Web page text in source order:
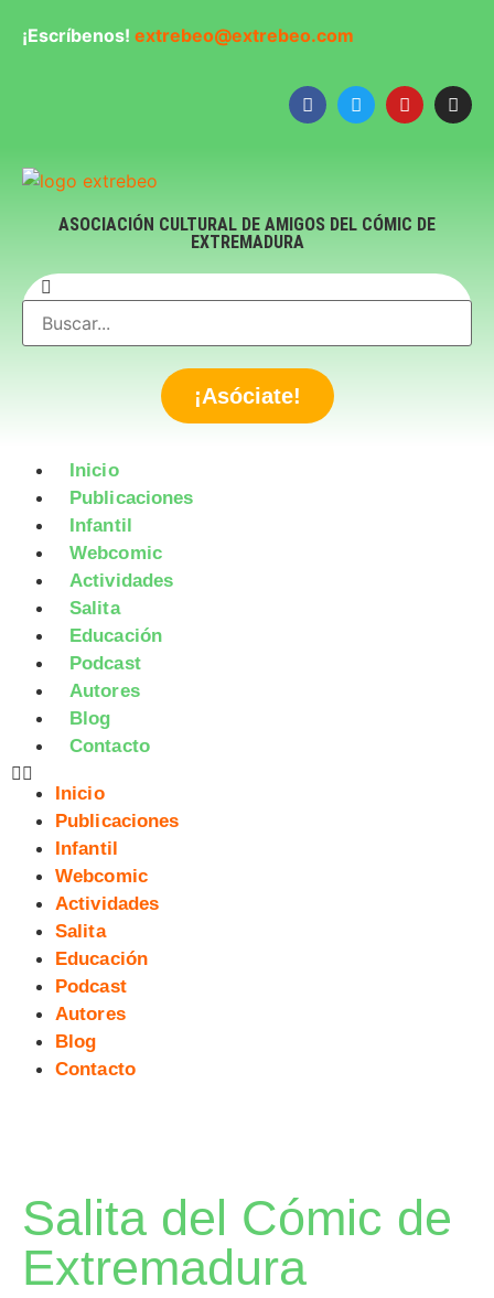
¡Escríbenos! extrebeo@extrebeo.com
ASOCIACIÓN CULTURAL DE AMIGOS DEL CÓMIC DE
EXTREMADURA
¡Asóciate!
Inicio
Publicaciones
Infantil
Webcomic
Actividades
Salita
Educación
Podcast
Autores
Blog
Contacto
Inicio
Publicaciones
Infantil
Webcomic
Actividades
Salita
Educación
Podcast
Autores
Blog
Contacto
Salita del Cómic de
Extremadura